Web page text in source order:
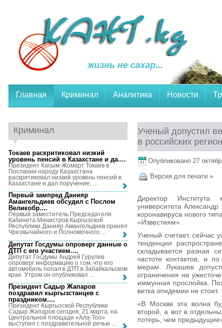
жизнь не сахар...
Главная Криминал Аналитика Новости
Ученый допустил
в российских
Опубликовано 27
Версия для печати »
Директор Института
университета
коронавируса нового
«Известиям».
Ученый считает, сейчас
тенденции
складывается разная
частоте контактов, и
мерам. Лукашев
ограничения не
иммунная прослойка.
витка эпидемии не стоит.
«В Москве эта волна
второй, а вот в
потерь, чем
Криминал
Токаев раскритиковал низкий
уровень пенсий в Казахстане и да....
Президент Касым-Жомарт Токаев в
Послании народу Казахстана
раскритиковал низкий уровень пенсий в
Казахстане и дал поручение, ...
Первый зампред Данияр
Амангельдиев обсудил с Послом
Великобр....
Первый заместитель Председателя
Кабинета Министров Кыргызской
Республики Данияр Амангельдиев принял
Чрезвычайного и Полномочного ...
Депутат Госдумы опроверг данные о
ДТП с его участием....
Депутат Госдумы Андрей Гурулев
опроверг информацию о том, что его
автомобиль попал в ДТП в Забайкальском
крае. Утром он опубликовал ...
Президент Садыр Жапаров
поздравил кыргызстанцев с
праздником....
Президент Кыргызской Республики
Садыр Жапаров сегодня, 21 марта, на
Центральной площади «Ала-Тоо»
выступил с поздравительной речью ...